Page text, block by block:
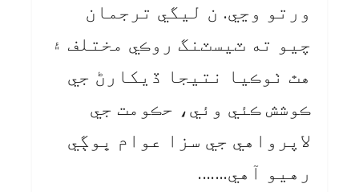
ورتو وڃي. ن ليگي ترجمان
چيو ته ٽيسٽنگ روڪي مختلف ۽
هٿ ٺوڪيا نتيجا ڏيکارڻ جي
ڪوشش ڪئي وئي، حڪومت جي
لاپرواهي جي سزا عوام ڀوڳي
رهيو آهي…….